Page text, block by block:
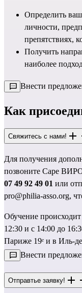
Определить
личности,
препятствиях,
Получить
наиболее
Внести
Как
Свяжитесь с нами!
Для получения
позвоните Саре
07 49 92 49 01 или
pro@philia-asso.org,
Обучение
12:30 и с 14:00 до
Париже 19ᵉ и в Иль-
Внести
Отправтье заявку!